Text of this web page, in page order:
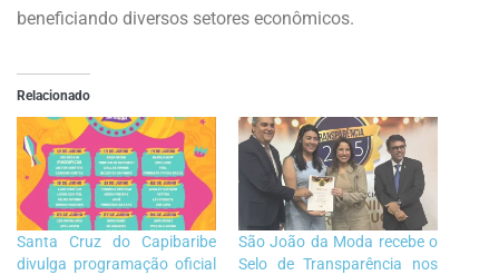
beneficiando diversos setores econômicos.
Relacionado
Santa Cruz do Capibaribe
divulga programação oficial
São João da Moda recebe o
Selo de Transparência nos